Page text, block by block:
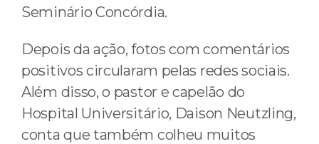
Seminário Concórdia.
Depois da ação, fotos com comentários
positivos circularam pelas redes sociais.
Além disso, o pastor e capelão do
Hospital Universitário, Daison Neutzling,
conta que também colheu muitos